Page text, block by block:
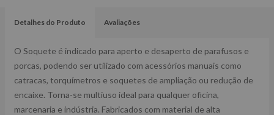
Detalhes do Produto Avaliações
O Soquete é indicado para aperto e desaperto de parafusos e
porcas, podendo ser utilizado com acessórios manuais como
catracas, torquímetros e soquetes de ampliação ou redução de
encaixe. Torna-se multiuso ideal para qualquer oficina,
marcenaria e indústria. Fabricados com material de alta